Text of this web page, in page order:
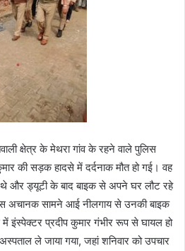
क्षेत्र के मेथरा गांव के रहने वाले पुलिस
की सड़क हादसे में दर्दनाक मौत हो गई। वह
और ड्यूटी के बाद बाइक से अपने घर लौट रहे
अचानक सामने आई नीलगाय से उनकी बाइक
इंस्पेक्टर प्रदीप कुमार गंभीर रूप से घायल हो
ले जाया गया, जहां शनिवार को उपचार